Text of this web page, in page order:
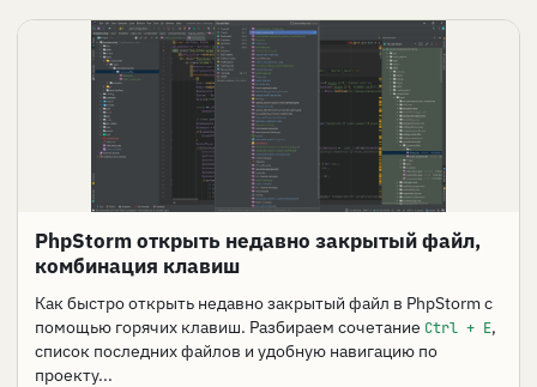
PhpStorm открыть недавно закрытый файл,
комбинация клавиш
Как быстро открыть недавно закрытый файл в PhpStorm с
помощью горячих клавиш. Разбираем сочетание Ctrl + E,
список последних файлов и удобную навигацию по
проекту...